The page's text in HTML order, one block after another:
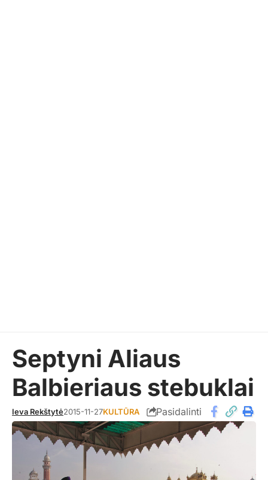
Septyni Aliaus
Balbieriaus stebuklai
Ieva Rekštytė2015-11-27KULTŪRA Pasidalinti